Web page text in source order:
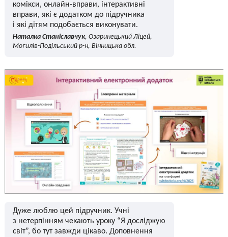
комікси, онлайн-вправи, інтерактивні
вправи, які є додатком до підручника
і які дітям подобається виконувати.
Наталка Станіславчук, Озаринецький Ліцей,
Могилів-Подільський р-н, Вінницька обл.
Дуже люблю цей підручник. Учні
з нетерпінням чекають уроку “Я досліджую
світ”, бо тут завжди цікаво. Доповнення